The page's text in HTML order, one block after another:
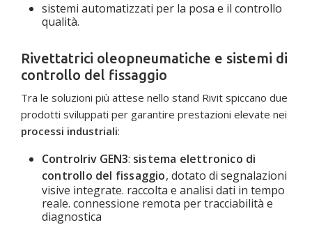
sistemi automatizzati per la posa e il controllo
qualità.
Rivettatrici oleopneumatiche e sistemi di
controllo del fissaggio
Tra le soluzioni più attese nello stand Rivit spiccano due
prodotti sviluppati per garantire prestazioni elevate nei
processi industriali:
Controlriv GEN3: sistema elettronico di
controllo del fissaggio, dotato di segnalazioni
visive integrate. raccolta e analisi dati in tempo
reale. connessione remota per tracciabilità e
diagnostica